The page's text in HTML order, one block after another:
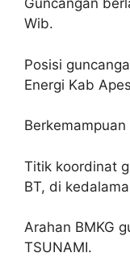
Guncangan
Wib.
Posisi
Energi Kab
Titik koordinat
BT, di
Arahan BMKG
TSUNAMI.